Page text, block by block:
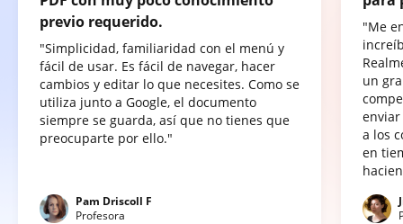
previo requerido.
"Simplicidad, familiaridad con el menú y
fácil de usar. Es fácil de navegar, hacer
cambios y editar lo que necesites. Como se
utiliza junto a Google, el documento
siempre se guarda, así que no tienes que
preocuparte por ello."
Pam Driscoll F
Profesora
"Me
un
a los
en